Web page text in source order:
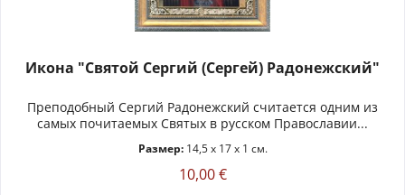
Икона "Святой Сергий (Сергей) Радонежский"
Преподобный Сергий Радонежский считается одним из
самых почитаемых Святых в русском Православии...
Размер:14,5 x 17 x 1 см.
10,00 €